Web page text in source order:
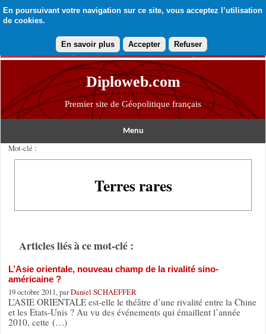
En poursuivant votre navigation sur ce site, vous acceptez l’utilisation
de cookies.
En savoir plus Accepter Refuser
Diploweb.com
Premier site de Géopolitique français
Menu
Mot-clé :
Terres rares
Articles liés à ce mot-clé :
L’Asie orientale, nouveau champ de la rivalité sino-
américaine ?
19 octobre 2011, parDaniel SCHAEFFER
L’ASIE ORIENTALE est-elle le théâtre d’une rivalité entre la Chine
et les Etats-Unis ? Au vu des événements qui émaillent l’année
2010, cette (…)